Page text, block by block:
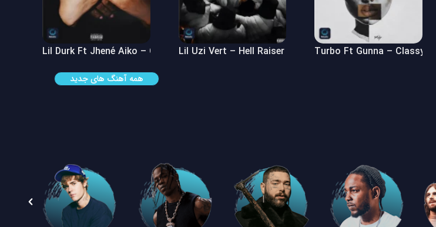
Turbo Ft Gunna – Classy Girl
Lil Uzi Vert – Hell Raiser (Freestyle)
Lil Durk Ft Jhené Aiko – Can’t Hide It
همه آهنگ های جدید